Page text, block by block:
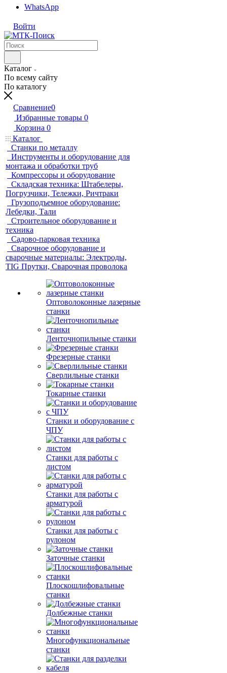
WhatsApp
Войти
Каталог
По всему сайту
По каталогу
Сравнение0
Избранные товары 0
Корзина 0
Каталог
Станки по металлу
Инструменты и оборудование для
монтажа и обработки труб
Компрессоры и оборудование
Складская техника: Штабелеры,
Погрузчики, Тележки, Ричтраки
Грузоподъемное оборудование:
Лебедки, Тали
Строительное оборудование и
техника
Садово-парковая техника
Сварочное оборудование и
сварочные материалы: Электроды,
TIG Прутки, Сварочная проволока
Оптоволоконные лазерные
станки
Ленточнопильные станки
Фрезерные станки
Сверлильные станки
Токарные станки
Станки и оборудование с
ЧПУ
Станки для работы с
листом
Станки для работы с
арматурой
Станки для работы с
рулоном
Заточные станки
Плоскошлифовальные
станки
Долбежные станки
Многофункциональные
станки